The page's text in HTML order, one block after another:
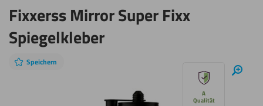
Fixxerss Mirror Super Fixx
Spiegelkleber
überspringen
Speichern
A
Qualität